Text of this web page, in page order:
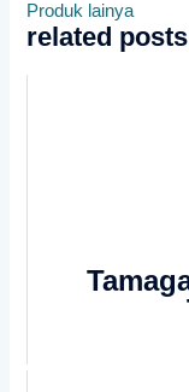
Produk lainya
related